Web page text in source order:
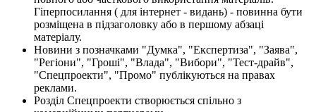
Гіперпосилання ( для інтернет - видань) - повинна бути
розміщена в підзаголовку або в першому абзаці
матеріалу.
Новини з позначками "Думка", "Експертиза", "Заява",
"Регіони", "Гроші", "Влада", "Вибори", "Тест-драйв",
"Спецпроекти", "Промо" публікуються на правах
реклами.
Розділ Спецпроекти створюється спільно з